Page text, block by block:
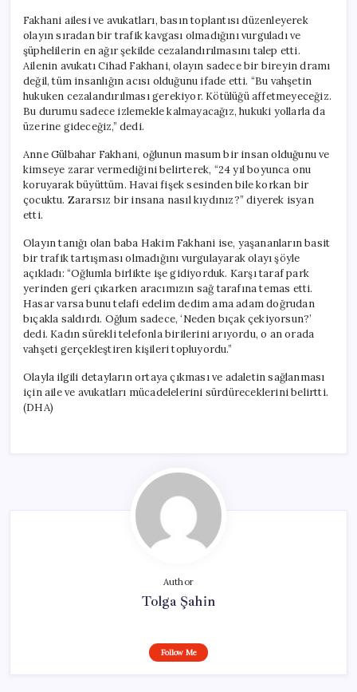
Fakhani ailesi ve avukatları, basın toplantısı düzenleyerek
olayın sıradan bir trafik kavgası olmadığını vurguladı ve
şüphelilerin en ağır şekilde cezalandırılmasını talep etti.
Ailenin avukatı Cihad Fakhani, olayın sadece bir bireyin dramı
değil, tüm insanlığın acısı olduğunu ifade etti. “Bu vahşetin
hukuken cezalandırılması gerekiyor. Kötülüğü affetmeyeceğiz.
Bu durumu sadece izlemekle kalmayacağız, hukuki yollarla da
üzerine gideceğiz,” dedi.
Anne Gülbahar Fakhani, oğlunun masum bir insan olduğunu ve
kimseye zarar vermediğini belirterek, “24 yıl boyunca onu
koruyarak büyüttüm. Havai fişek sesinden bile korkan bir
çocuktu. Zararsız bir insana nasıl kıydınız?” diyerek isyan
etti.
Olayın tanığı olan baba Hakim Fakhani ise, yaşananların basit
bir trafik tartışması olmadığını vurgulayarak olayı şöyle
açıkladı: “Oğlumla birlikte işe gidiyorduk. Karşı taraf park
yerinden geri çıkarken aracımızın sağ tarafına temas etti.
Hasar varsa bunu telafi edelim dedim ama adam doğrudan
bıçakla saldırdı. Oğlum sadece, ‘Neden bıçak çekiyorsun?’
dedi. Kadın sürekli telefonla birilerini arıyordu, o an orada
vahşeti gerçekleştiren kişileri topluyordu.”
Olayla ilgili detayların ortaya çıkması ve adaletin sağlanması
için aile ve avukatları mücadelelerini sürdüreceklerini belirtti.
(DHA)
Author
Tolga Şahin
Follow Me